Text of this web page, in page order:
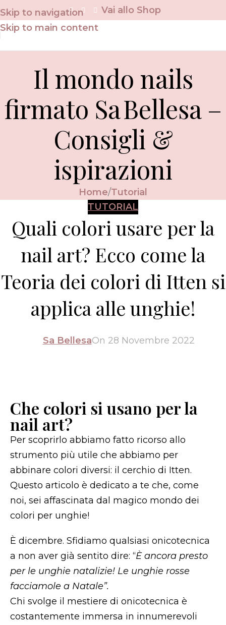
Skip to navigation
Skip to main content
Vai allo Shop
Il mondo nails
firmato Sa Bellesa –
Consigli &
ispirazioni
Home Tutorial
TUTORIAL
Quali colori usare per la
nail art? Ecco come la
Teoria dei colori di Itten si
applica alle unghie!
Sa BellesaOn 28 Novembre 2022
Che colori si usano per la
nail art?
Per scoprirlo abbiamo fatto ricorso allo
strumento più utile che abbiamo per
abbinare colori diversi: il cerchio di Itten.
Questo articolo è dedicato a te che, come
noi, sei affascinata dal magico mondo dei
colori per unghie!
È dicembre. Sfidiamo qualsiasi onicotecnica
a non aver già sentito dire: “È ancora presto
per le unghie natalizie! Le unghie rosse
facciamole a Natale”.
Chi svolge il mestiere di onicotecnica è
costantemente immersa in innumerevoli